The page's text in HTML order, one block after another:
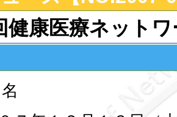
健康医療ネット